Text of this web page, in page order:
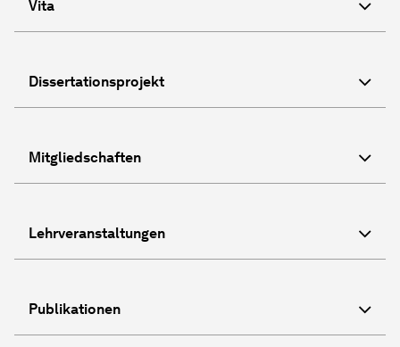
Vita
Dissertationsprojekt
Mitgliedschaften
Lehrveranstaltungen
Publikationen